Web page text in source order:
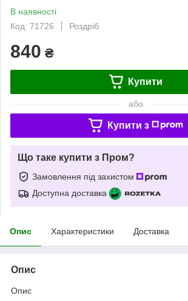
В наявності
Код: 71726
Роздріб
840 ₴
Купити
або
Купити з
Що таке купити з Пром?
Замовлення під захистом
Доступна доставка
Опис Характеристики Доставка
Опис
Опис